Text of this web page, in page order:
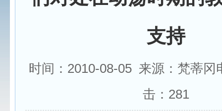
支持
时间：2010-08-05 来源：梵蒂
击： 281